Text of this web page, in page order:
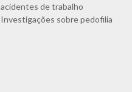
acidentes de trabalho
Investigações sobre pedofilia